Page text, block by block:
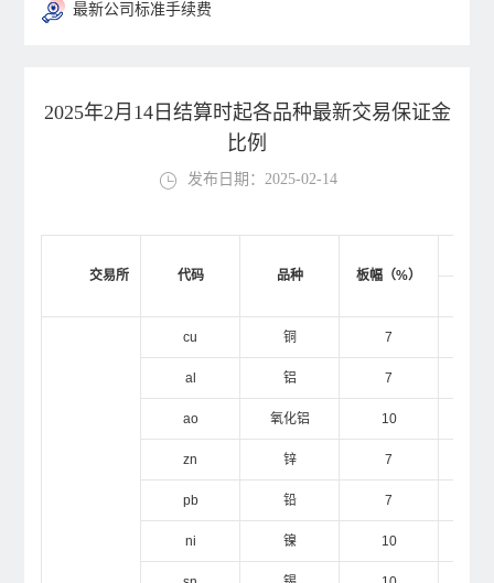
最新公司标准手续费
2025年2月14日结算时起各品种最新交易保证金
比例
发布日期：2025-02-14
交易所 代码 品种 板幅（%）
cu 铜 7
al 铝 7
ao 氧化铝 10
zn 锌 7
pb 铅 7
ni 镍 10